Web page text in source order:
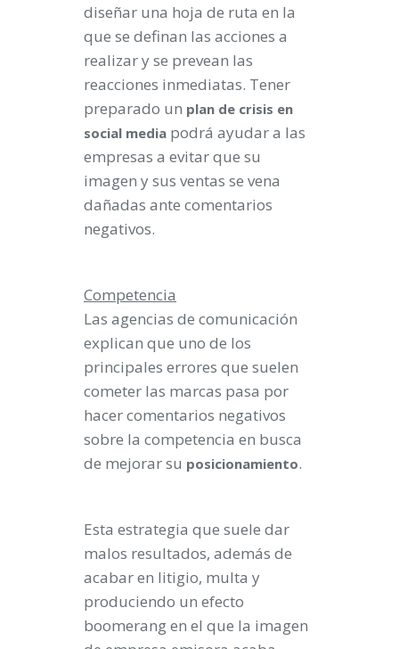
diseñar una hoja de ruta en la
que se definan las acciones a
realizar y se prevean las
reacciones inmediatas. Tener
preparado un plan de crisis en
social media podrá ayudar a las
empresas a evitar que su
imagen y sus ventas se vena
dañadas ante comentarios
negativos.
Competencia
Las agencias de comunicación
explican que uno de los
principales errores que suelen
cometer las marcas pasa por
hacer comentarios negativos
sobre la competencia en busca
de mejorar su posicionamiento.
Esta estrategia que suele dar
malos resultados, además de
acabar en litigio, multa y
produciendo un efecto
boomerang en el que la imagen